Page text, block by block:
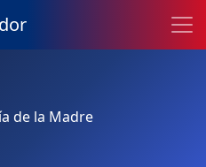
de la Madre